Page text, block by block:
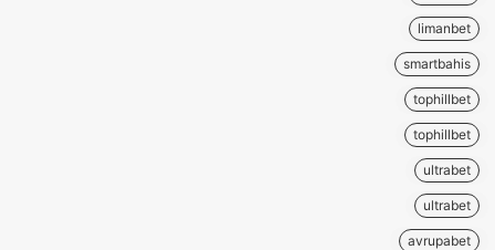
limanbet
smartbahis
tophillbet
tophillbet
ultrabet
ultrabet
avrupabet